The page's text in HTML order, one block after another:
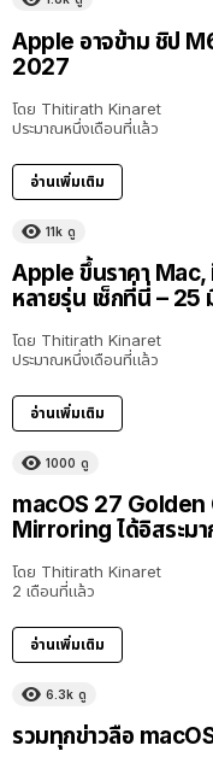
Apple อาจข้าม ชิป
2027
โดย Thitirath Kinaret
ประมาณหนึ่งเดือนที่แล้ว
อ่านเพิ่มเติม
11k ดู
Apple ขึ้นราคา
หลายรุ่น เช็กที่นี่ –
โดย Thitirath Kinaret
ประมาณหนึ่งเดือนที่แล้ว
อ่านเพิ่มเติม
1000 ดู
macOS 27 Golden
Mirroring ได้อิสระม
โดย Thitirath Kinaret
2 เดือนที่แล้ว
อ่านเพิ่มเติม
6.3k ดู
รวมทุกข่าวลือ